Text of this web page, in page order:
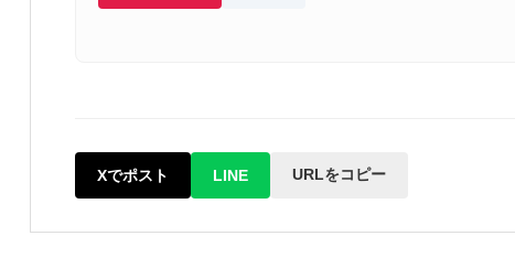
Xでポスト LINE URLをコピー